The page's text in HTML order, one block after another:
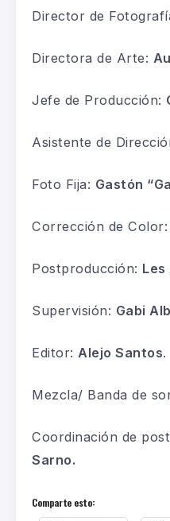
Director de
Directora de Arte:
Jefe de Producción:
Asistente de
Foto Fija: Gastón
Corrección de Color:
Postproducción: Les
Supervisión: Gabi
Editor: Alejo Santos.
Mezcla/ Banda de
Coordinación de
Sarno.
Comparte esto: